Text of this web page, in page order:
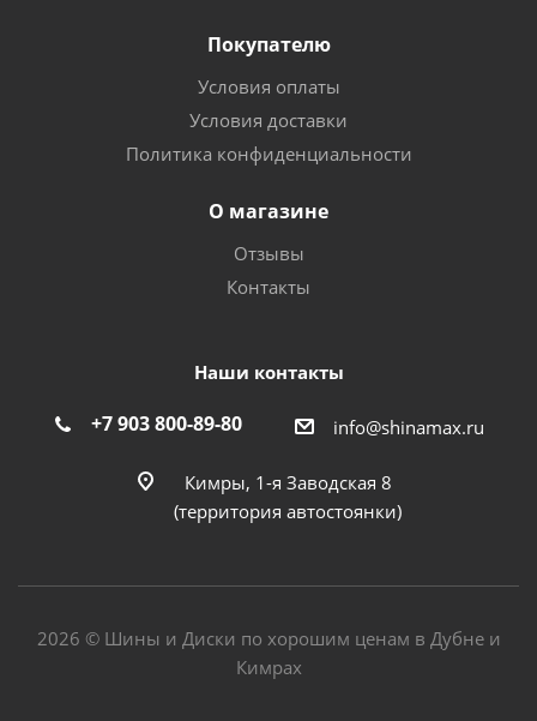
Покупателю
Условия оплаты
Условия доставки
Политика конфиденциальности
О магазине
Отзывы
Контакты
Наши контакты
+7 903 800-89-80 info@shinamax.ru
Кимры, 1-я Заводская 8
(территория автостоянки)
2026 © Шины и Диски по хорошим ценам в Дубне и
Кимрах